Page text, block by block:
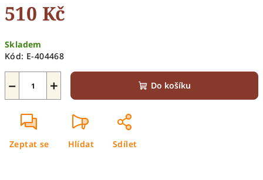
510 Kč
cena:
Skladem
Kód: E-404468
+
− Do košíku
Zeptat se Hlídat Sdílet